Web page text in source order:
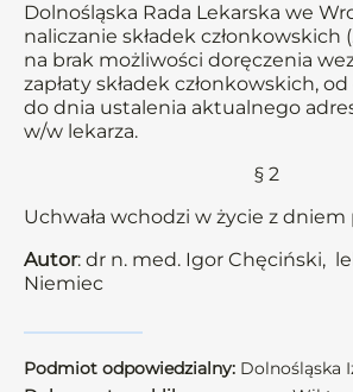
Dolnośląska Rada Lekarska we
naliczanie składek członkowskich
na brak możliwości doręczenia
zapłaty składek członkowskich, od
do dnia ustalenia aktualnego
w/w lekarza.
§ 2
Uchwała wchodzi w życie z dniem
Autor: dr n. med. Igor Chęciński,
Niemiec
Podmiot odpowiedzialny: Dolnośląska